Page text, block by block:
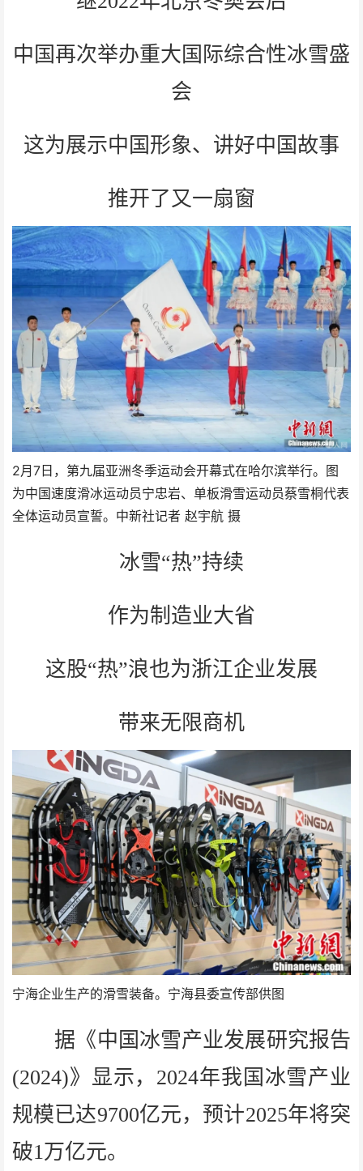
中国再次举办重大国际综合性冰雪盛
会
这为展示中国形象、讲好中国故事
推开了又一扇窗
2月7日，第九届亚洲冬季运动会开幕式在哈尔滨举行。图
为中国速度滑冰运动员宁忠岩、单板滑雪运动员蔡雪桐代表
全体运动员宣誓。中新社记者 赵宇航 摄
冰雪“热”持续
作为制造业大省
这股“热”浪也为浙江企业发展
带来无限商机
宁海企业生产的滑雪装备。宁海县委宣传部供图
据《中国冰雪产业发展研究报告
(2024)》显示，2024年我国冰雪产业
规模已达9700亿元，预计2025年将突
破1万亿元。